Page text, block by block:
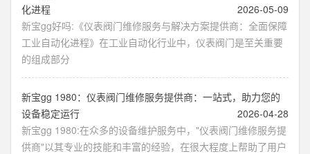
化进程
2026-05-09
新宝gg好吗:《仪表阀门维修服务与解决方案提供商：全面保障
工业自动化进程》在工业自动化行业中，仪表阀门是至关重要
的组成部分
新宝gg 1980：仪表阀门维修服务提供商：一站式，助力您的
设备稳定运行
2026-04-28
新宝gg 1980:在众多的设备维护服务中，"仪表阀门维修服务提
供商"以其专业的技能和丰富的经验，在很大程度上帮助了用户